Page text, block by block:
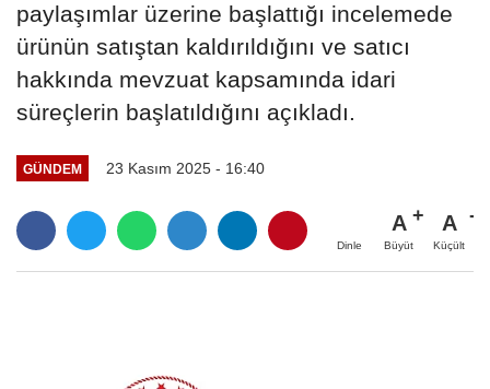
paylaşımlar üzerine başlattığı incelemede
ürünün satıştan kaldırıldığını ve satıcı
hakkında mevzuat kapsamında idari
süreçlerin başlatıldığını açıkladı.
GÜNDEM 23 Kasım 2025 - 16:40
Dinle
A
Büyüt
A
Küçült